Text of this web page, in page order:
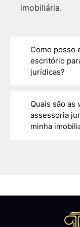
imobiliária.
Como posso
escritório
jurídicas?
Quais são as
assessoria
minha